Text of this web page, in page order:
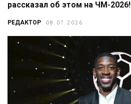
рассказал об этом на ЧМ-2026!
РЕДАКТОР 08.07.2026